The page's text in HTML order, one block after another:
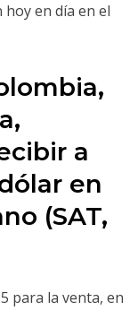
en día en el
a
en
(SAT,
para la venta, en